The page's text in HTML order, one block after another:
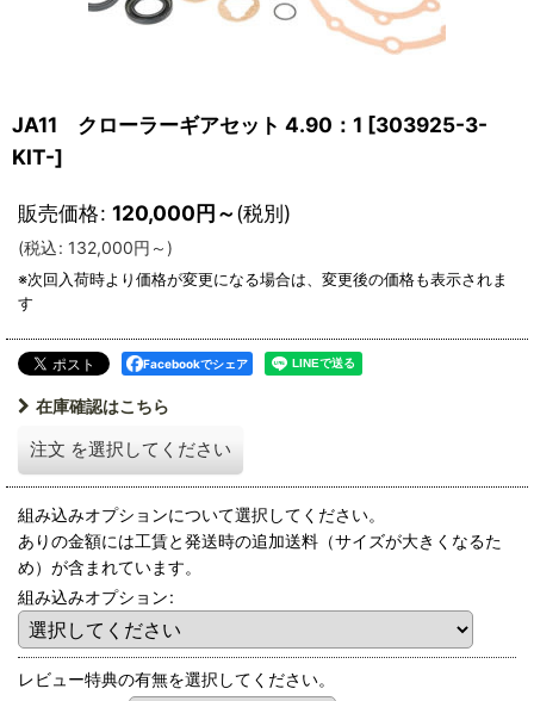
JA11 クローラーギアセット 4.90：1 [303925-3-
KIT-]
販売価格: 120,000円～(税別)
(税込: 132,000円 ～ )
Facebookでシェア
在庫確認はこちら
注文 を選択してください
組み込みオプションについて選択してください。
ありの金額には工賃と発送時の追加送料（サイズが大きくなるた
め）が含まれています。
組み込みオプション:
レビュー特典の有無を選択してください。